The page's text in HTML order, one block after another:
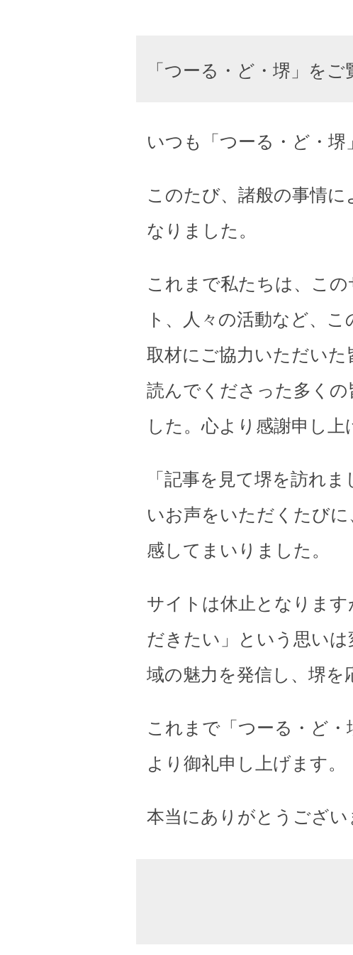
「つーる・ど・堺」を
いつも「つーる・ど・堺
このたび、諸般の事情
なりました。
これまで私たちは、こ
ト、人々の活動など、
取材にご協力いただい
読んでくださった多く
した。心より感謝申し上
「記事を見て堺を訪れ
いお声をいただくたび
感してまいりました。
サイトは休止となりま
だきたい」という思い
域の魅力を発信し、堺を
これまで「つーる・ど
より御礼申し上げます。
本当にありがとうござい